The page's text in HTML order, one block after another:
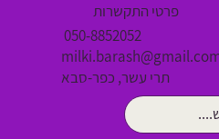
פרטי התקשרות
050-8852052
תרי עשר, כפר-סבא